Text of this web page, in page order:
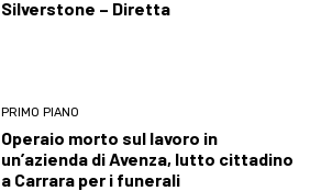
Silverstone – Diretta
PRIMO PIANO
Operaio morto sul lavoro in
un’azienda di Avenza, lutto cittadino
a Carrara per i funerali